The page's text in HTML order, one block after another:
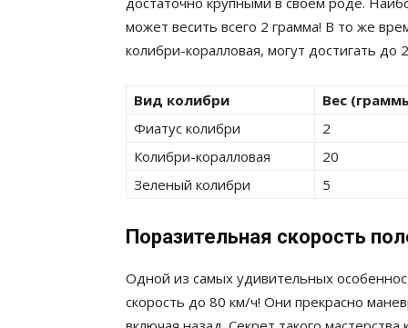
может весить всего 2 грамма! В то же
колибри-коралловая, могут достигать до
Вид колибри
Вес
Фиатус колибри
2
Колибри-коралловая
20
Зеленый колибри
5
Поразительная скорость
Одной из самых удивительных
скорость до 80 км/ч! Они прекрасно